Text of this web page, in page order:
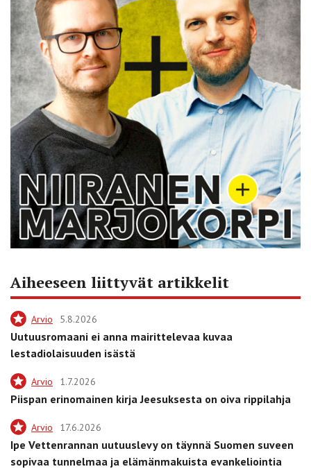
Aiheeseen liittyvät artikkelit
Arvio 5.8.2026
Uutuusromaani ei anna mairittelevaa kuvaa
lestadiolaisuuden isästä
Arvio 1.7.2026
Piispan erinomainen kirja Jeesuksesta on oiva rippilahja
Arvio 17.6.2026
Ipe Vettenrannan uutuuslevy on täynnä Suomen suveen
sopivaa tunnelmaa ja elämänmakuista evankeliointia